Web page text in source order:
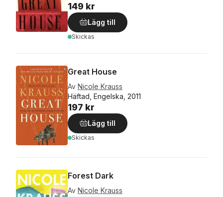
149 kr
Lägg till
Skickas
Great House
Av Nicole Krauss
Häftad, Engelska, 2011
197 kr
Lägg till
Skickas
Forest Dark
Av Nicole Krauss